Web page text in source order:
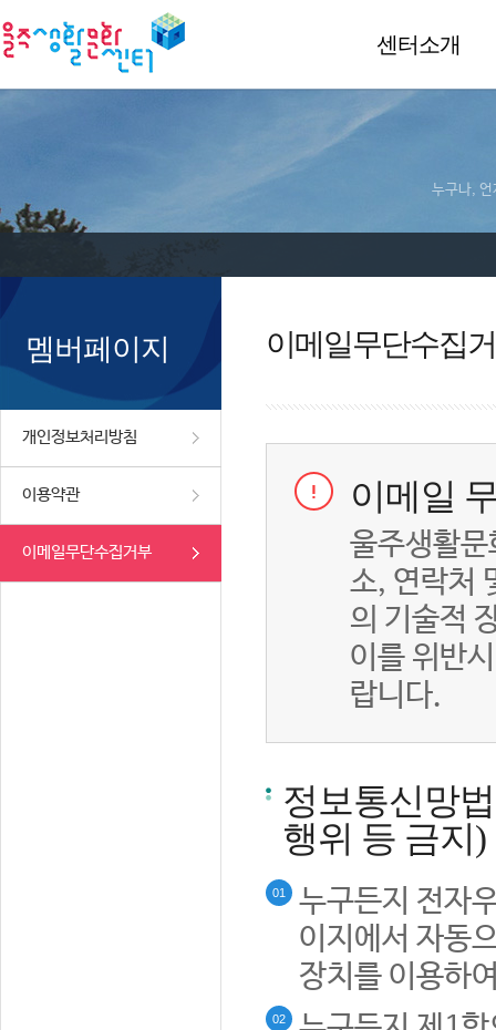
센터소개
누구나, 언
멤버페이지
개인정보처리방침
이용약관
이메일무단수집거부
이메일무단수집
이메일
울주생활
소, 연락처
의 기술적
이를 위반
랍니다.
정보통신망
행위 등 금지)
01
누구든지 전자
이지에서 자동
장치를 이용하
02